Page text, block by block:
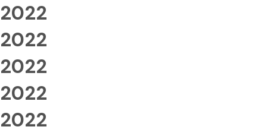
2022
2022
2022
2022
2022